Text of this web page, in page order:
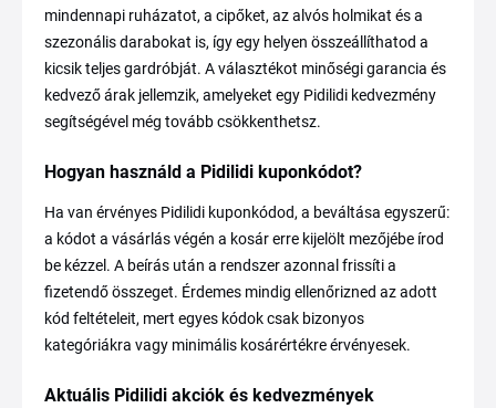
mindennapi ruházatot, a cipőket, az alvós holmikat és a
szezonális darabokat is, így egy helyen összeállíthatod a
kicsik teljes gardróbját. A választékot minőségi garancia és
kedvező árak jellemzik, amelyeket egy Pidilidi kedvezmény
segítségével még tovább csökkenthetsz.
Hogyan használd a Pidilidi kuponkódot?
Ha van érvényes Pidilidi kuponkódod, a beváltása egyszerű:
a kódot a vásárlás végén a kosár erre kijelölt mezőjébe írod
be kézzel. A beírás után a rendszer azonnal frissíti a
fizetendő összeget. Érdemes mindig ellenőrizned az adott
kód feltételeit, mert egyes kódok csak bizonyos
kategóriákra vagy minimális kosárértékre érvényesek.
Aktuális Pidilidi akciók és kedvezmények